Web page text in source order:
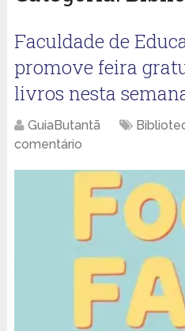
Faculdade de
promove feira
livros nesta
GuiaButantã
comentário